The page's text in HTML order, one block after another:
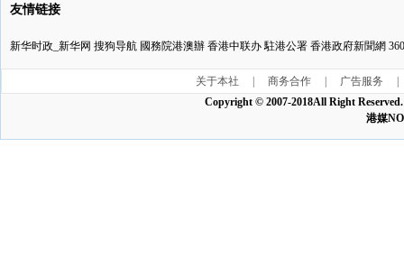
友情链接
新华时政_新华网 搜狗导航 國務院港澳辦 香港中联办 駐港公署 香港政府新聞網
关于本社 商务合作 广告服务
Copyright © 2007-2018All Right
港媒